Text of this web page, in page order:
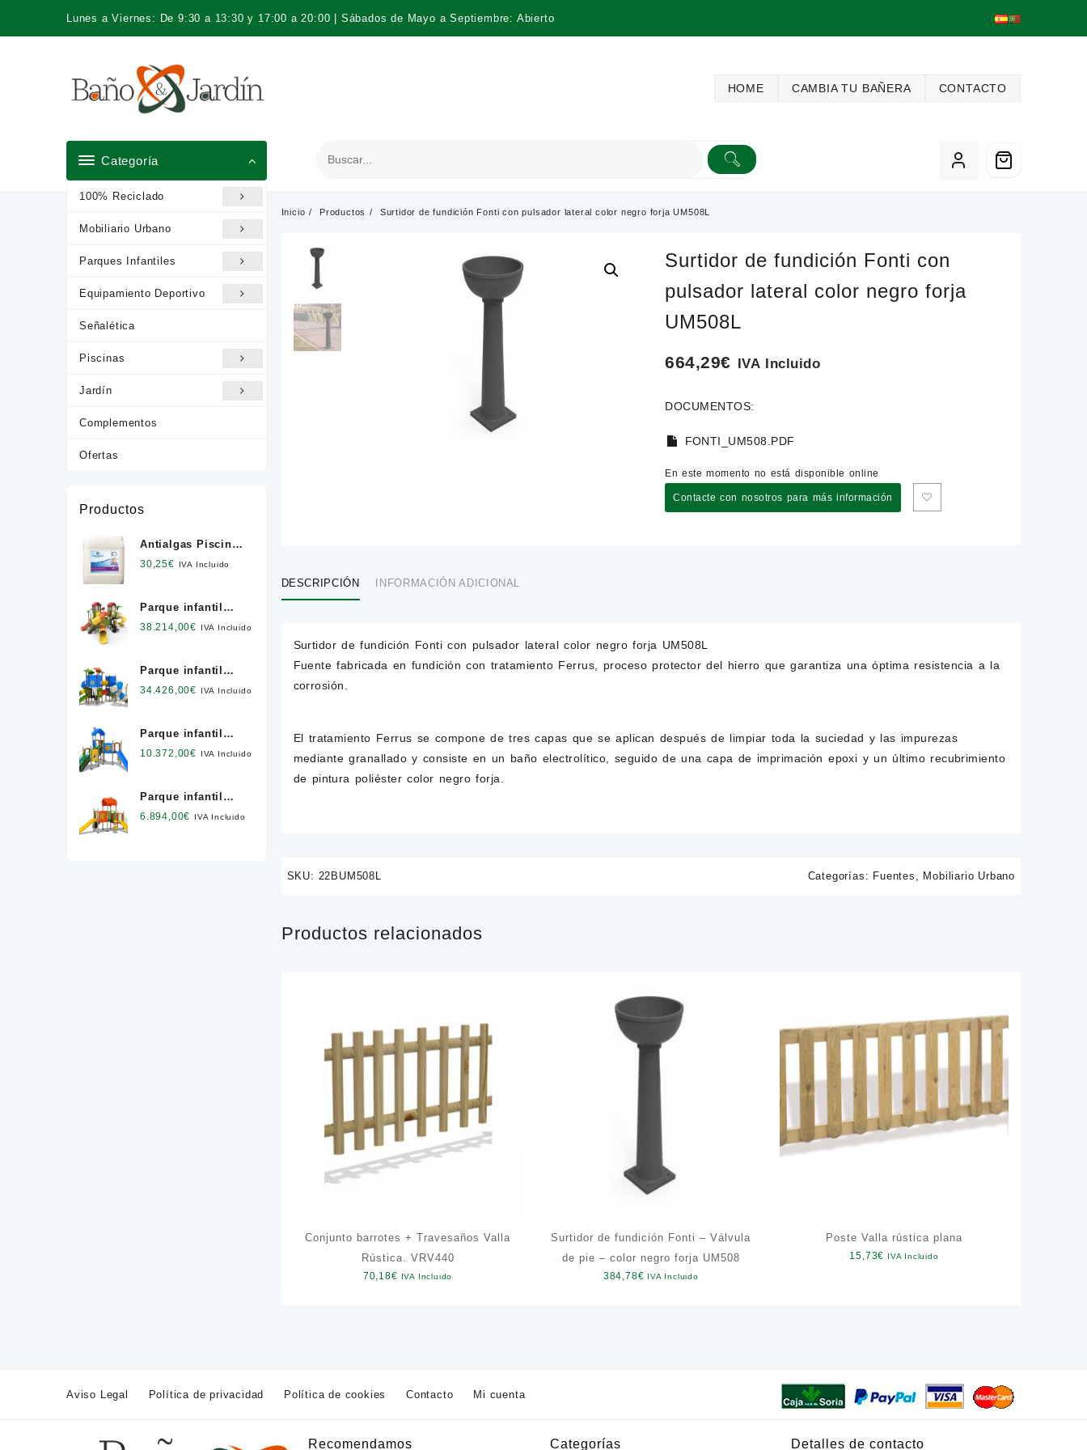
Lunes a Viernes: De 9:30 a 13:30 y 17:00 a 20:00 | Sábados de Mayo a Septiembre: Abierto
HOME CAMBIA TU BAÑERA CONTACTO
Categoría
100% Reciclado
Mobiliario Urbano
Parques Infantiles
Equipamiento Deportivo
Señalética
Piscinas
Jardín
Complementos
Ofertas
Inicio Productos Surtidor de fundición Fonti con pulsador lateral color negro forja UM508L
Surtidor de fundición Fonti con
pulsador lateral color negro forja
UM508L
664,29€ IVA Incluido
DOCUMENTOS:
FONTI_UM508.PDF
En este momento no está disponible online
Contacte con nosotros para más información
DESCRIPCIÓN INFORMACIÓN ADICIONAL
Surtidor de fundición Fonti con pulsador lateral color negro forja UM508L
Fuente fabricada en fundición con tratamiento Ferrus, proceso protector del hierro que garantiza una óptima resistencia a la
corrosión.
El tratamiento Ferrus se compone de tres capas que se aplican después de limpiar toda la suciedad y las impurezas
mediante granallado y consiste en un baño electrolítico, seguido de una capa de imprimación epoxi y un último recubrimiento
de pintura poliéster color negro forja.
SKU: 22BUM508L Categorías: Fuentes Mobiliario Urbano
Productos relacionados
Conjunto barrotes + Travesaños Valla
Rústica. VRV440
70,18€ IVA Incluido
Surtidor de fundición Fonti – Válvula
de pie – color negro forja UM508
384,78€ IVA Incluido
Poste Valla rústica plana
15,73€ IVA Incluido
Productos
Antialgas Piscinas
Cristalinas Viejo
30,25€ IVA Incluido
Parque infantil
Modus " XXL "
38.214,00€ IVA Incluido
Parque infantil
Modus " XL "
34.426,00€ IVA Incluido
Parque infantil
Modus " L "
10.372,00€ IVA Incluido
Parque infantil
Modus " M "
6.894,00€ IVA Incluido
Aviso Legal Política de privacidad Política de cookies Contacto Mi cuenta
Recomendamos Categorías Detalles de contacto